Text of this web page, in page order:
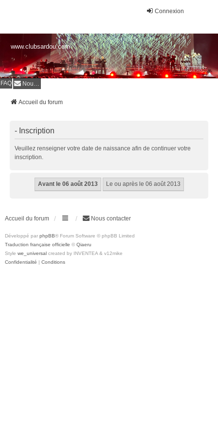
Connexion
www.clubsardou.com
FAQ Nous contacter
Accueil du forum
- Inscription
Veuillez renseigner votre date de naissance afin de continuer votre
inscription.
Accueil du forum Nous contacter
Développé par phpBB® Forum Software © phpBB Limited
Traduction française officielle © Qiaeru
Style we_universal created by INVENTEA & v12mike
Confidentialité | Conditions